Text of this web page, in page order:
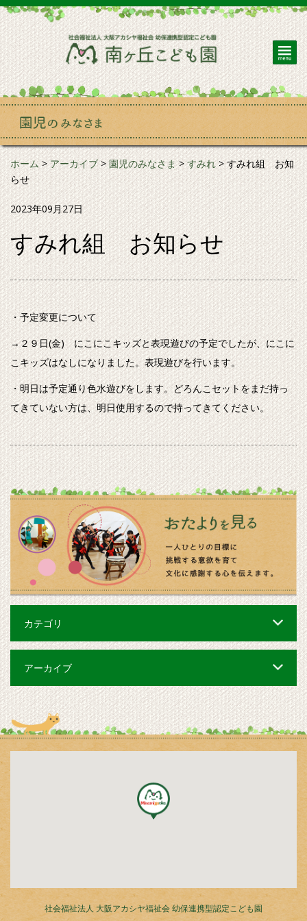
ホーム>アーカイブ>園児のみなさま>すみれ>すみれ組 お知
らせ
2023年09月27日
すみれ組 お知らせ
・予定変更について
→２９日(金) にこにこキッズと表現遊びの予定でしたが、にこに
こキッズはなしになりました。表現遊びを行います。
・明日は予定通り色水遊びをします。どろんこセットをまだ持っ
てきていない方は、明日使用するので持ってきてください。
カテゴリ
アーカイブ
社会福祉法人 大阪アカシヤ福祉会 幼保連携型認定こども園